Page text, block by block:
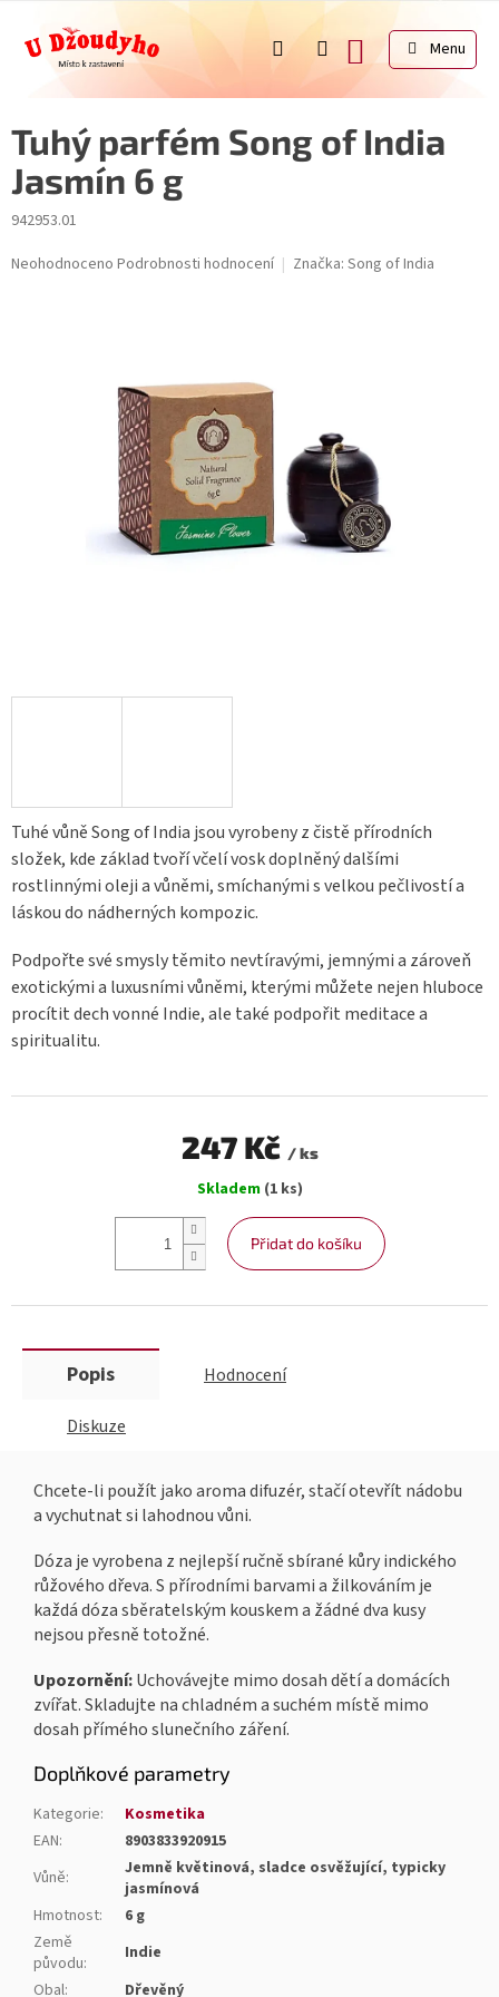
obsah
NÁKUPNÍ
KOŠÍK
Tuhý parfém Song of India
Jasmín 6 g
942953.01
Průměrné
Neohodnoceno Podrobnosti hodnocení Značka: Song of India
Tuhé vůně Song of India jsou vyrobeny z čistě přírodních
složek, kde základ tvoří včelí vosk doplněný dalšími
rostlinnými oleji a vůněmi, smíchanými s velkou pečlivostí a
láskou do nádherných kompozic.
Podpořte své smysly těmito nevtíravými, jemnými a zároveň
exotickými a luxusními vůněmi, kterými můžete nejen hluboce
procítit dech vonné Indie, ale také podpořit meditace a
spiritualitu.
247 Kč / ks
cena:
Skladem (1 ks)
Přidat do košíku
Popis Hodnocení
Diskuze
Chcete-li použít jako aroma difuzér, stačí otevřít nádobu
a vychutnat si lahodnou vůni.
Dóza je vyrobena z nejlepší ručně sbírané kůry indického
růžového dřeva. S přírodními barvami a žilkováním je
každá dóza sběratelským kouskem a žádné dva kusy
nejsou přesně totožné.
Upozornění:Uchovávejte mimo dosah dětí a domácích
zvířat. Skladujte na chladném a suchém místě mimo
dosah přímého slunečního záření.
Doplňkové parametry
Kategorie:
Kosmetika
EAN:
8903833920915
Vůně:
Jemně květinová, sladce osvěžující, typicky
jasmínová
Hmotnost:
6 g
Země
původu:
Indie
Obal: Dřevěný